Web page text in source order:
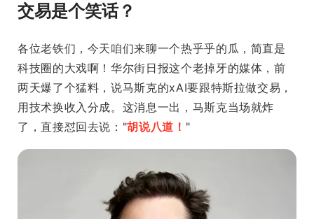
交易是个笑话？
各位老铁们，今天咱们来聊一个热乎乎的瓜，简直是
科技圈的大戏啊！华尔街日报这个老掉牙的媒体，前
两天爆了个猛料，说马斯克的xAI要跟特斯拉做交易，
用技术换收入分成。这消息一出，马斯克当场就炸
了，直接怼回去说："胡说八道！ "